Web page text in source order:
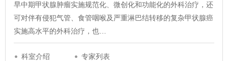
早中期甲状腺肿瘤实施规范化、微创化和功能化的外科治疗，还
可对伴有侵犯气管、食管咽喉及严重淋巴结转移的复杂甲状腺癌
实施高水平的外科治疗，也…
科室介绍 专家列表